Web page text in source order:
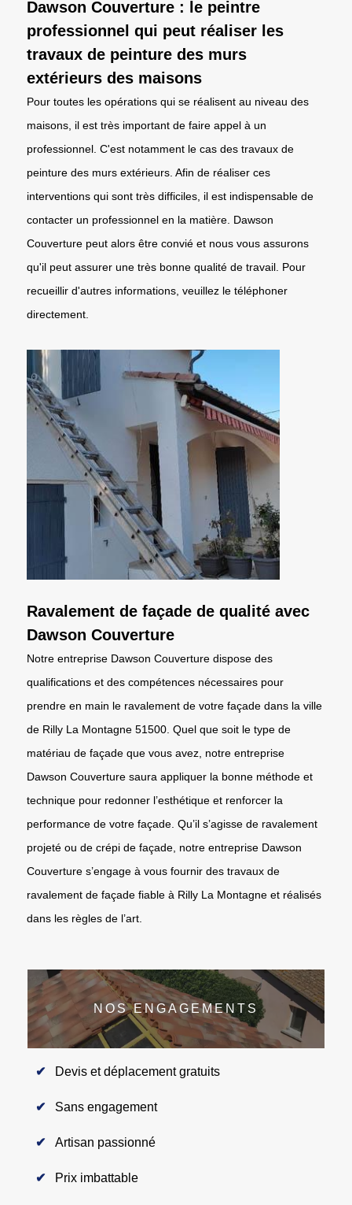
Dawson Couverture : le peintre
professionnel qui peut réaliser les
travaux de peinture des murs
extérieurs des maisons
Pour toutes les opérations qui se réalisent au niveau des
maisons, il est très important de faire appel à un
professionnel. C'est notamment le cas des travaux de
peinture des murs extérieurs. Afin de réaliser ces
interventions qui sont très difficiles, il est indispensable de
contacter un professionnel en la matière. Dawson
Couverture peut alors être convié et nous vous assurons
qu'il peut assurer une très bonne qualité de travail. Pour
recueillir d'autres informations, veuillez le téléphoner
directement.
Ravalement de façade de qualité avec
Dawson Couverture
Notre entreprise Dawson Couverture dispose des
qualifications et des compétences nécessaires pour
prendre en main le ravalement de votre façade dans la ville
de Rilly La Montagne 51500. Quel que soit le type de
matériau de façade que vous avez, notre entreprise
Dawson Couverture saura appliquer la bonne méthode et
technique pour redonner l’esthétique et renforcer la
performance de votre façade. Qu’il s’agisse de ravalement
projeté ou de crépi de façade, notre entreprise Dawson
Couverture s’engage à vous fournir des travaux de
ravalement de façade fiable à Rilly La Montagne et réalisés
dans les règles de l’art.
NOS ENGAGEMENTS
Devis et déplacement gratuits
Sans engagement
Artisan passionné
Prix imbattable